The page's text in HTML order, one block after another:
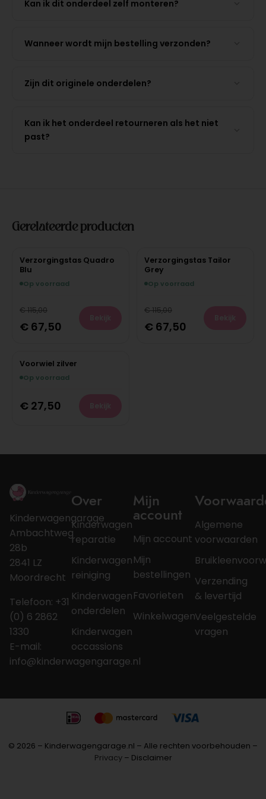
Kan ik dit onderdeel zelf monteren?
Wanneer wordt mijn bestelling verzonden?
Zijn dit originele onderdelen?
Kan ik het onderdeel retourneren als het niet
past?
Gerelateerde producten
Verzorgingstas Quadro
Blu
Op voorraad
€115,00
€ 67,50
Verzorgingstas Tailor
Grey
Op voorraad
€115,00
€ 67,50
Voorwiel zilver
Op voorraad
€ 27,50
Kinderwagengarage
Ambachtweg
28b
2841 LZ
Moordrecht
Telefoon: +31
(0) 6 2862
1330
E-mail:
info@kinderwagengarage.nl
Over
Kinderwagen
reparatie
Kinderwagen
reiniging
Kinderwagen
onderdelen
Kinderwagen
occassions
Mijn
account
Mijn account
Mijn
bestellingen
Favorieten
Winkelwagen
Algemene
voorwaarden
Verzending
& levertijd
Veelgestelde
vragen
© 2026 – Kinderwagengarage.nl – Alle rechten voorbehouden –
Privacy– Disclaimer